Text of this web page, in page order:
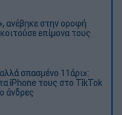
ανέβηκε στην οροφή
επίμονα τους
σπασμένο 11άρι»:
iPhone τους στο TikTok
άνδρες